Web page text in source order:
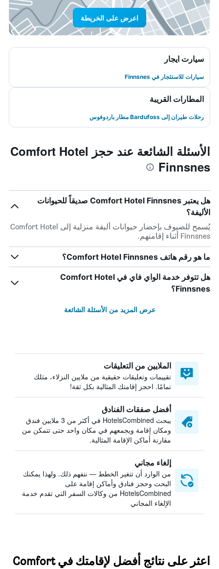
اعرض على الخريطة
سيارت ايجار
سيارات للاستئجار في Finnsnes
المطارات القريبة
رحلات طيران إلى Bardufoss مطار باردوفوس
الأسئلة الشائعة عند حجز Comfort Hotel
Finnsnes
هل يعتبر Comfort Hotel Finnsnes صديقاً للحيوانات
الأليفة؟
يُسمح للضيوف بإحضار حيوانات أليفة منزلية إلى Comfort Hotel
Finnsnes أثناء إقامتهم.
ما هو رقم هاتف Comfort Hotel Finnsnes؟
هل تتوفر خدمة الواي فاي في Comfort Hotel
Finnsnes؟
عرض المزيد من الأسئلة الشائعة
الملايين من التعليقات
تقييمات وتعليقات حقيقية من ملايين النزلاء، مثلك
تمامًا. احجز إقامتك المثالية بكل ثقة!
أفضل صفقات الفنادق
يبحث HotelsCombined في أكثر من 3 ملايين فندق
ومكان إقامة ويجمعهم في مكان واحد حتى تتمكن من
مقارنة أماكن الإقامة المثالية.
إلغاء مجاني
من الوارد أن تتغير الخطط — نتفهم ذلك. ولهذا يمكنك
البحث وحجز فنادق وأماكن إقامة على
HotelsCombined من وكالات السفر التي تقدم خدمة
الإلغاء المجاني
اعثر على نتائج أفضل لإقامتك في Comfort